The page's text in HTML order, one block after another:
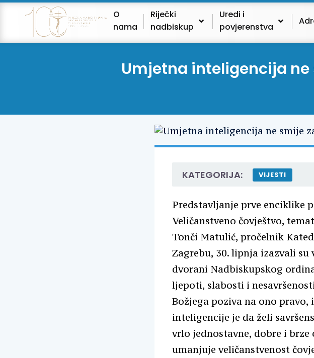
O
nama
Riječki
nadbiskup
Uredi i
povjerenstva
Umjetna inteligencija
KATEGORIJA: VIJESTI
Predstavljanje prve enciklike
Veličanstveno čovještvo,
Tonči Matulić, pročelnik
Zagrebu, 30. lipnja izazvali
dvorani Nadbiskupskog
ljepoti, slabosti i
Božjega poziva na ono
inteligencije je da želi
vrlo jednostavne, dobre i
umanjuje veličanstvenost